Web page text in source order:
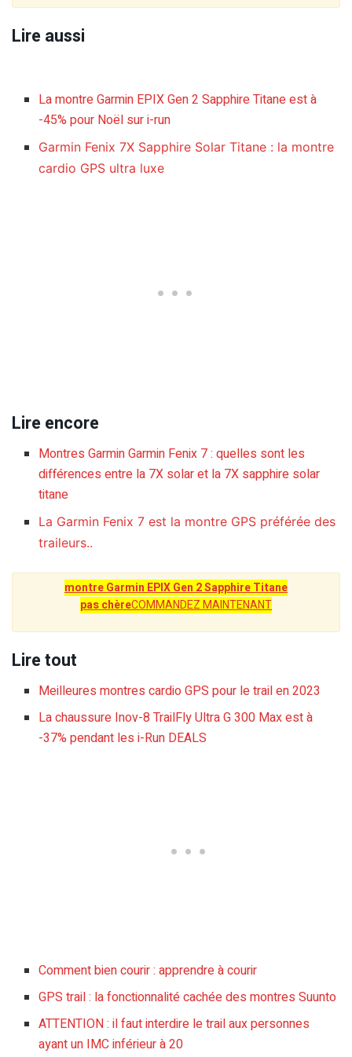
Lire aussi
La montre Garmin EPIX Gen 2 Sapphire Titane est à
-45% pour Noël sur i-run
Garmin Fenix 7X Sapphire Solar Titane : la montre
cardio GPS ultra luxe
Lire encore
Montres Garmin Garmin Fenix 7 : quelles sont les
différences entre la 7X solar et la 7X sapphire solar
titane
La Garmin Fenix 7 est la montre GPS préférée des
traileurs..
montre Garmin EPIX Gen 2 Sapphire Titane
pas chèreCOMMANDEZ MAINTENANT
Lire tout
Meilleures montres cardio GPS pour le trail en 2023
La chaussure Inov-8 TrailFly Ultra G 300 Max est à
-37% pendant les i-Run DEALS
Comment bien courir : apprendre à courir
GPS trail : la fonctionnalité cachée des montres Suunto
ATTENTION : il faut interdire le trail aux personnes
ayant un IMC inférieur à 20